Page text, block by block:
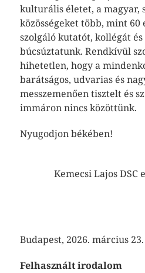
kulturális életet, a magyar,
közösségeket több, mint
szolgáló kutatót, kollégát
búcsúztatunk. Rendkívül
hihetetlen, hogy a
barátságos, udvarias és
messzemenően tisztelt és
immáron nincs közöttünk.
Nyugodjon békében!
Kemecsi Lajos
Budapest, 2026. március 23.
Felhasznált irodalom